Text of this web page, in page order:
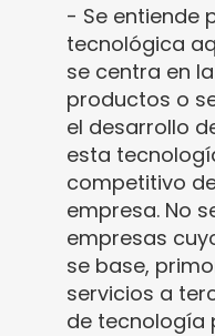
- Se entiende
tecnológica
se centra en
productos o
el desarrollo
esta
competitivo
empresa. No
empresas
se base,
servicios a
de tecnología